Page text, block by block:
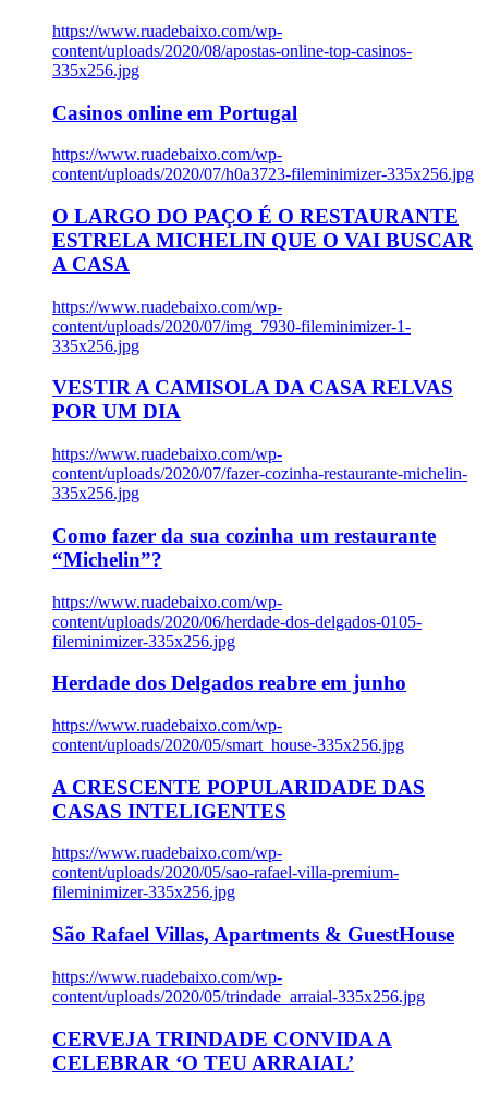
https://www.ruadebaixo.com/wp-
content/uploads/2020/08/apostas-online-top-casinos-
335x256.jpg
Casinos online em Portugal
https://www.ruadebaixo.com/wp-
content/uploads/2020/07/h0a3723-fileminimizer-335x256.jpg
O LARGO DO PAÇO É O RESTAURANTE
ESTRELA MICHELIN QUE O VAI BUSCAR
A CASA
https://www.ruadebaixo.com/wp-
content/uploads/2020/07/img_7930-fileminimizer-1-
335x256.jpg
VESTIR A CAMISOLA DA CASA RELVAS
POR UM DIA
https://www.ruadebaixo.com/wp-
content/uploads/2020/07/fazer-cozinha-restaurante-michelin-
335x256.jpg
Como fazer da sua cozinha um restaurante
“Michelin”?
https://www.ruadebaixo.com/wp-
content/uploads/2020/06/herdade-dos-delgados-0105-
fileminimizer-335x256.jpg
Herdade dos Delgados reabre em junho
https://www.ruadebaixo.com/wp-
content/uploads/2020/05/smart_house-335x256.jpg
A CRESCENTE POPULARIDADE DAS
CASAS INTELIGENTES
https://www.ruadebaixo.com/wp-
content/uploads/2020/05/sao-rafael-villa-premium-
fileminimizer-335x256.jpg
São Rafael Villas, Apartments & GuestHouse
https://www.ruadebaixo.com/wp-
content/uploads/2020/05/trindade_arraial-335x256.jpg
CERVEJA TRINDADE CONVIDA A
CELEBRAR ‘O TEU ARRAIAL’